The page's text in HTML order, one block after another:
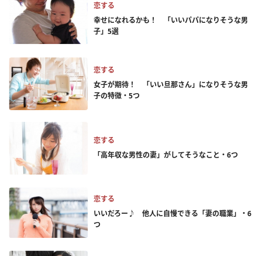
恋する
幸せになれるかも！ 「いいパパになりそうな男
子」5選
恋する
女子が期待！ 「いい旦那さん」になりそうな男
子の特徴・5つ
恋する
「高年収な男性の妻」がしてそうなこと・6つ
恋する
いいだろー♪ 他人に自慢できる「妻の職業」・6
つ